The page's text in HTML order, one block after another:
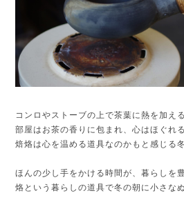
コンロやストーブの上で茶葉に熱を加え
部屋はお茶の香りに包まれ、心はほぐれる
焙烙は心を温める道具なのかもと感じる
ほんの少し手をかける時間が、暮らしを
烙という暮らしの道具で冬の朝に小さな